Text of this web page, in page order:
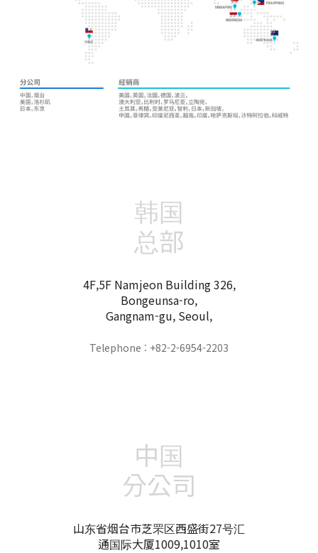
韩国
总部
4F,5F Namjeon Building 326,
Bongeunsa-ro,
Gangnam-gu, Seoul,
Telephone : +82-2-6954-2203
中国
分公司
山东省烟台市芝罘区西盛街27号汇
通国际大厦1009,1010室